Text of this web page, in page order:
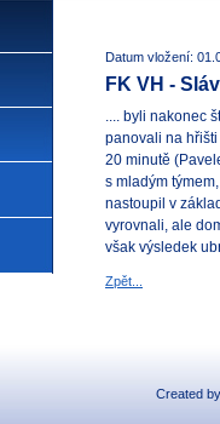
Datum vložení:
FK VH -
.... byli nakonec
panovali na
20 minutě
s mladým
nastoupil v
vyrovnali, ale
však výsledek
Zpět...
Created